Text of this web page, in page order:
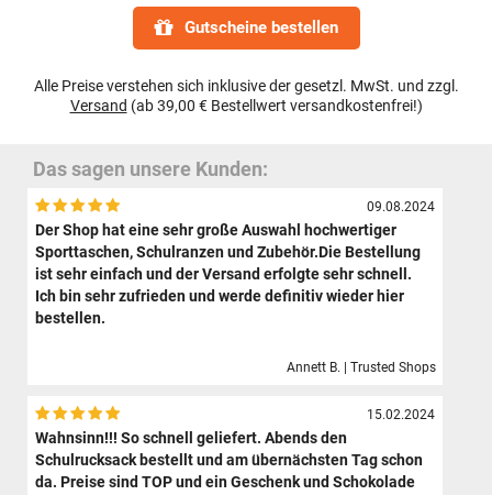
Gutscheine bestellen
Alle Preise verstehen sich inklusive der gesetzl. MwSt. und zzgl.
Versand (ab 39,00 € Bestellwert versandkostenfrei!)
Das sagen unsere Kunden:
09.08.2024
Der Shop hat eine sehr große Auswahl hochwertiger
Sporttaschen, Schulranzen und Zubehör.Die Bestellung
ist sehr einfach und der Versand erfolgte sehr schnell.
Ich bin sehr zufrieden und werde definitiv wieder hier
bestellen.
Annett B. | Trusted Shops
15.02.2024
Wahnsinn!!! So schnell geliefert. Abends den
Schulrucksack bestellt und am übernächsten Tag schon
da. Preise sind TOP und ein Geschenk und Schokolade